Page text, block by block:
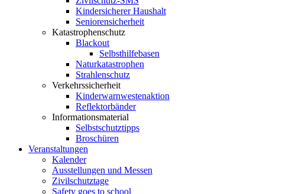
Kindersicherer Haushalt
Seniorensicherheit
Katastrophenschutz
Blackout
Selbsthilfebasen
Naturkatastrophen
Strahlenschutz
Verkehrssicherheit
Kinderwarnwestenaktion
Reflektorbänder
Informationsmaterial
Selbstschutztipps
Broschüren
Veranstaltungen
Kalender
Ausstellungen und Messen
Zivilschutztage
Safety goes to school